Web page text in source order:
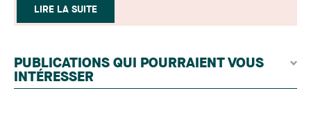
sélection rigoureux, fondé sur des nominations
issues du lectorat, d'associations juridiques et de
par un jury indépendant composé de praticiens
chevronnés en droit de la famille provenant de
l'ensemble du Canada. Cette distinction
LIRE LA SUITE
PUBLICATIONS QUI POURRAIENT VOUS
INTÉRESSER